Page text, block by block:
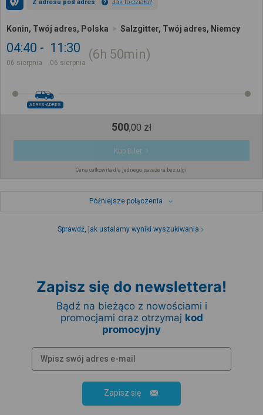
Z adresu pod adres Jak to działa?
Konin, Twój adres, Polska Salzgitter, Twój adres, Niemcy
04:40
06 sierpnia
11:30
06 sierpnia
6h 50min
ADRES-ADRES
500,00 zł
Kup Bilet
Cena całkowita dla jednego pasażera bez ulgi
Późniejsze połączenia
Sprawdź, jak ustalamy wyniki wyszukiwania
Zapisz się do newslettera!
Bądź na bieżąco z nowościami i
promocjami oraz otrzymaj kod
promocyjny
Zapisz się